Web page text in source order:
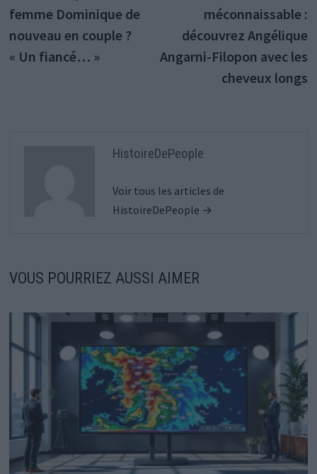
l’article
femme Dominique de
nouveau en couple ?
« Un fiancé… »
méconnaissable :
découvrez Angélique
Angarni-Filopon avec les
cheveux longs
HistoireDePeople
Voir tous les articles de
HistoireDePeople →
VOUS POURRIEZ AUSSI AIMER